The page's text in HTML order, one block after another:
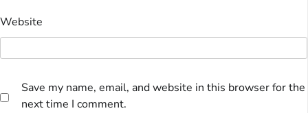
Website
Save my name, email, and website in this browser for the
next time I comment.